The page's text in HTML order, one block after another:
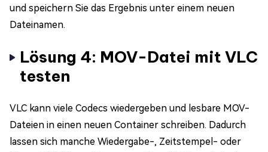
und speichern Sie das Ergebnis unter einem neuen
Dateinamen.
Lösung 4: MOV-Datei mit VLC
testen
VLC kann viele Codecs wiedergeben und lesbare MOV-
Dateien in einen neuen Container schreiben. Dadurch
lassen sich manche Wiedergabe-, Zeitstempel- oder